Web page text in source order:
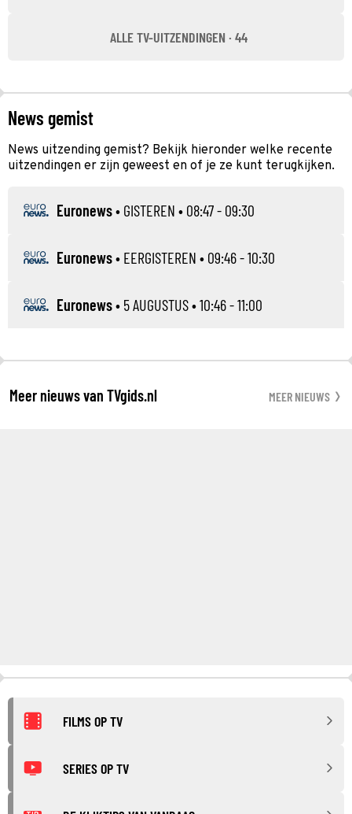
ALLE TV-UITZENDINGEN · 44
News gemist
News uitzending gemist? Bekijk hieronder welke recente
uitzendingen er zijn geweest en of je ze kunt terugkijken.
Euronews• GISTEREN • 08:47 - 09:30
Euronews• EERGISTEREN • 09:46 - 10:30
Euronews• 5 AUGUSTUS• 10:46 - 11:00
Meer nieuws van TVgids.nl MEER NIEUWS
FILMS OP TV
SERIES OP TV